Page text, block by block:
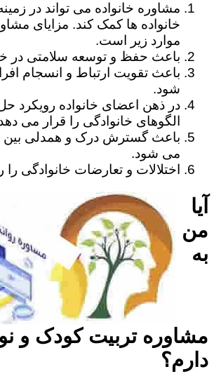
مشاوره خانواده می تواند در
خانواده ها کمک کند. مزایای
موارد زیر است.
باعث حفظ و توسعه سلامتی در
باعث تقویت ارتباط و انسجام
شود.
در ذهن اعضای خانواده رویکرد
الگوهای خانوادگی را قرار می
باعث گسترش درک و همدلی بین
می شود.
اختلالات و تعارضات خانوادگی
آیا
من
به
مشاوره تربیت کودک و
دارم؟